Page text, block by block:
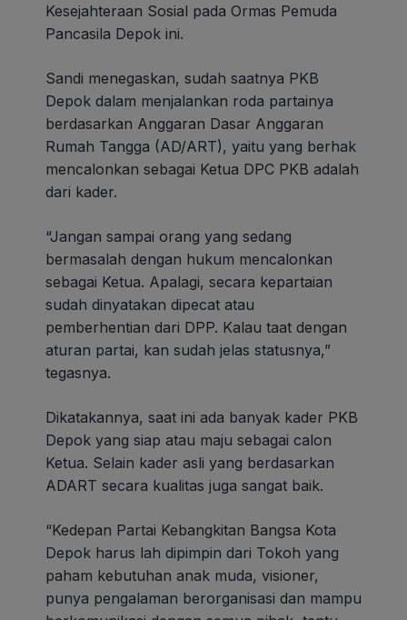
Kesejahteraan Sosial pada Ormas Pemuda
Pancasila Depok ini.
Sandi menegaskan, sudah saatnya PKB
Depok dalam menjalankan roda partainya
berdasarkan Anggaran Dasar Anggaran
Rumah Tangga (AD/ART), yaitu yang berhak
mencalonkan sebagai Ketua DPC PKB adalah
dari kader.
“Jangan sampai orang yang sedang
bermasalah dengan hukum mencalonkan
sebagai Ketua. Apalagi, secara kepartaian
sudah dinyatakan dipecat atau
pemberhentian dari DPP. Kalau taat dengan
aturan partai, kan sudah jelas statusnya,”
tegasnya.
Dikatakannya, saat ini ada banyak kader PKB
Depok yang siap atau maju sebagai calon
Ketua. Selain kader asli yang berdasarkan
ADART secara kualitas juga sangat baik.
“Kedepan Partai Kebangkitan Bangsa Kota
Depok harus lah dipimpin dari Tokoh yang
paham kebutuhan anak muda, visioner,
punya pengalaman berorganisasi dan mampu